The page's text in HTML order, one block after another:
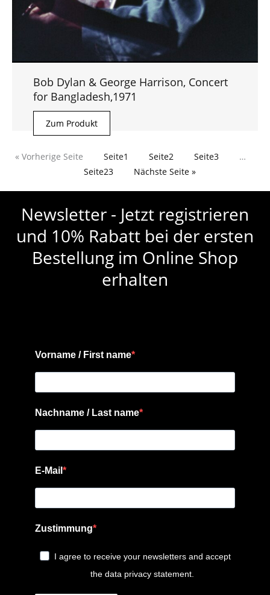
Bob Dylan & George Harrison, Concert
for Bangladesh,1971
Zum Produkt
« Vorherige Seite Seite1 Seite2 Seite3
…
Seite23 Nächste Seite »
Newsletter - Jetzt registrieren
und 10% Rabatt bei der ersten
Bestellung im Online Shop
erhalten
Vorname / First name
Nachname / Last name
E-Mail
Zustimmung
I agree to receive your newsletters and accept
the data privacy statement.